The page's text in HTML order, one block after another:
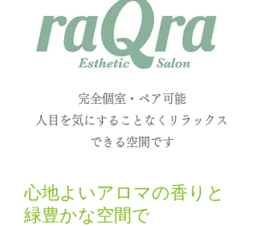
​​完全個室・ペア可能
人目を気にすることなくリラックス
できる空間です
心地よいアロマの香りと
​緑豊かな空間で